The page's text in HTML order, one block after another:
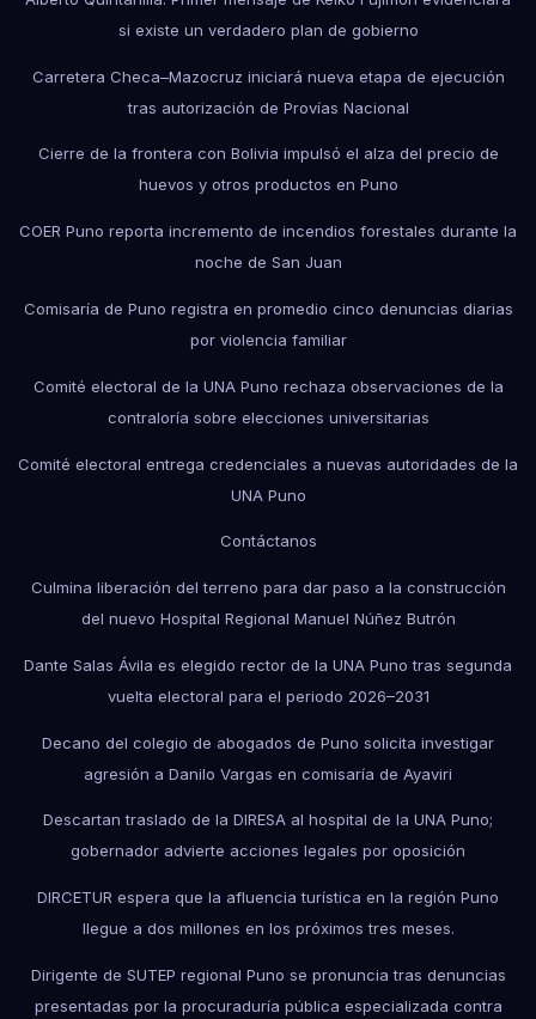
si existe un verdadero plan de gobierno
Carretera Checa–Mazocruz iniciará nueva etapa de ejecución
tras autorización de Provías Nacional
Cierre de la frontera con Bolivia impulsó el alza del precio de
huevos y otros productos en Puno
COER Puno reporta incremento de incendios forestales durante la
noche de San Juan
Comisaría de Puno registra en promedio cinco denuncias diarias
por violencia familiar
Comité electoral de la UNA Puno rechaza observaciones de la
contraloría sobre elecciones universitarias
Comité electoral entrega credenciales a nuevas autoridades de la
UNA Puno
Contáctanos
Culmina liberación del terreno para dar paso a la construcción
del nuevo Hospital Regional Manuel Núñez Butrón
Dante Salas Ávila es elegido rector de la UNA Puno tras segunda
vuelta electoral para el periodo 2026–2031
Decano del colegio de abogados de Puno solicita investigar
agresión a Danilo Vargas en comisaría de Ayaviri
Descartan traslado de la DIRESA al hospital de la UNA Puno;
gobernador advierte acciones legales por oposición
DIRCETUR espera que la afluencia turística en la región Puno
llegue a dos millones en los próximos tres meses.
Dirigente de SUTEP regional Puno se pronuncia tras denuncias
presentadas por la procuraduría pública especializada contra